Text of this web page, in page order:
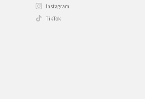
Instagram
TikTok